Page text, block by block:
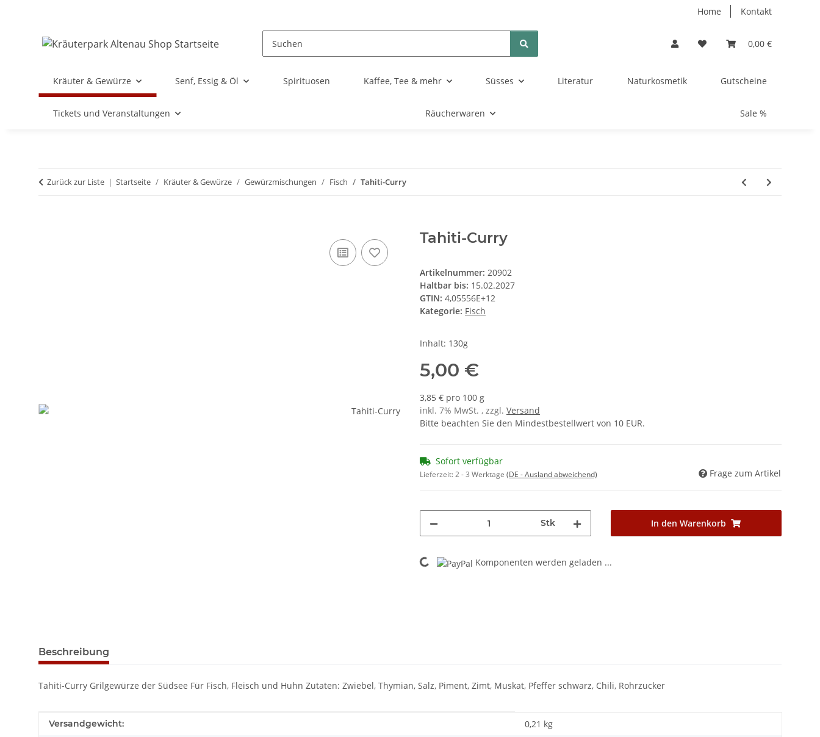
Home Kontakt
0,00 €
Kräuter & Gewürze Senf, Essig & Öl Spirituosen Kaffee, Tee & mehr Süsses Literatur Naturkosmetik Gutscheine
Tickets und Veranstaltungen Räucherwaren Sale %
Zurück zur Liste Startseite Kräuter & Gewürze Gewürzmischungen Fisch Tahiti-Curry
Tahiti-Curry
Artikelnummer: 20902
Haltbar bis: 15.02.2027
GTIN: 4,05556E+12
Kategorie: Fisch
Inhalt: 130g
5,00 €
3,85 € pro 100 g
inkl. 7% MwSt. , zzgl. Versand
Bitte beachten Sie den Mindestbestellwert von 10 EUR.
Sofort verfügbar
Lieferzeit:2 - 3 Werktage (DE - Ausland abweichend) Frage zum Artikel
Stk In den Warenkorb
Loading... Komponenten werden geladen ...
weitere Registerkarten anzeigen
Beschreibung
Tahiti-Curry Grilgewürze der Südsee Für Fisch, Fleisch und Huhn Zutaten: Zwiebel, Thymian, Salz, Piment, Zimt, Muskat, Pfeffer schwarz, Chili, Rohrzucker
Produkteigenschaft
Wert
Versandgewicht: 0,21 kg